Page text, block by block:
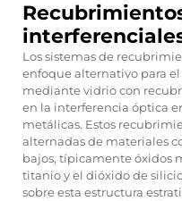
Los sistemas de
enfoque alternativo para
mediante vidrio con
en la interferencia óptica
metálicas. Estos
alternadas de materiales
bajos, típicamente óxidos
titanio y el dióxido de
sobre esta estructura